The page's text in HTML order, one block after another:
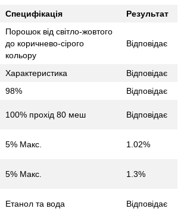
Специфікація Результат
Порошок від світло-жовтого
до коричнево-сірого
кольору
Відповідає
Характеристика
Відповідає
98%
Відповідає
100% прохід 80 меш Відповідає
5% Макс. 1.02%
5% Макс. 1.3%
Етанол та вода Відповідає